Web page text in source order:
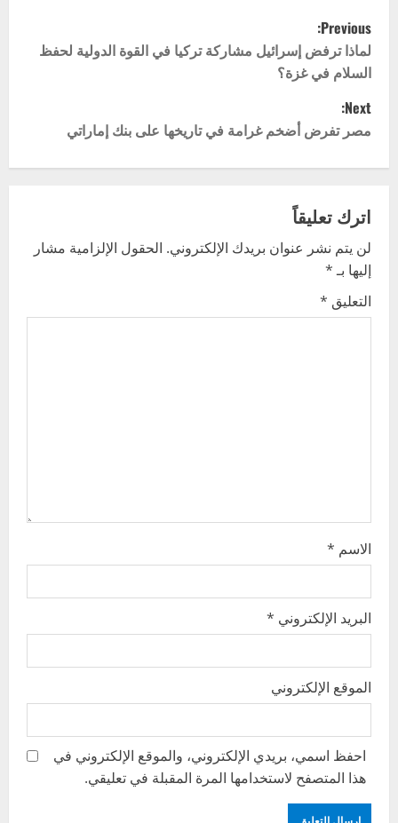
P
o
s
t
n
a
v
i
g
Previous:
لماذا ترفض إسرائيل مشاركة تركيا في القوة الدولية لحفظ
السلام في غزة؟
Next:
مصر تفرض أضخم غرامة في تاريخها على بنك إماراتي
اترك تعليقاً
لن يتم نشر عنوان بريدك الإلكتروني. الحقول الإلزامية مشار
إليها بـ*
التعليق *
الاسم *
البريد الإلكتروني *
الموقع الإلكتروني
احفظ اسمي، بريدي الإلكتروني، والموقع الإلكتروني في
هذا المتصفح لاستخدامها المرة المقبلة في تعليقي.